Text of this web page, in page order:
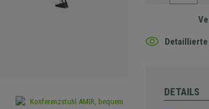
Detaillierte
DETAILS